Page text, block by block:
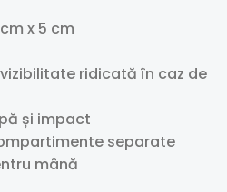
x 5 cm
ridicată în caz de
și impact
separate
mână